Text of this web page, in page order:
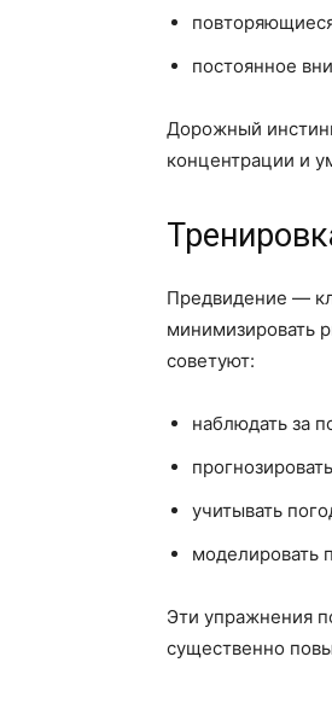
постоянное
Дорожный
концентрации и
Предвидение —
минимизировать
советуют:
наблюдать за
учитывать
моделировать
Эти упражнения
существенно